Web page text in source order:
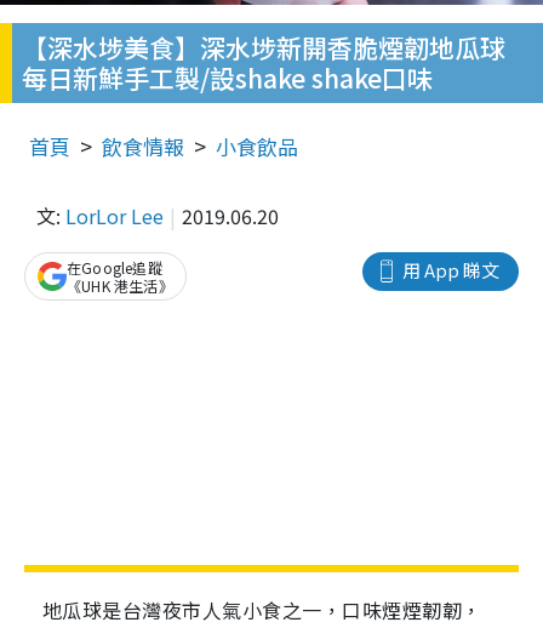
【深水埗美食】深水埗新開香脆煙韌地瓜球
每日新鮮手工製/設shake shake口味
首頁 飲食情報 小食飲品
文: LorLor Lee 2019.06.20
用 App 睇文
在Google追蹤
《UHK 港生活》
地瓜球是台灣夜市人氣小食之一，口味煙煙韌韌，